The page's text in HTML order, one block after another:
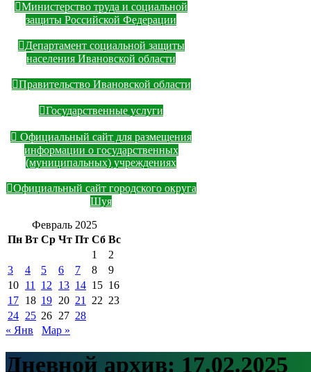
Министерство труда и социальной
защиты Российской Федерации
Департамент социальной защиты
населения Ивановской области
Правительство Ивановской области
Государственные услуги
Официальный сайт для размещения
информации о государственных
(муниципальных) учреждениях
Официальный сайт городского округа
Шуя
Февраль 2025
Пн Вт Ср Чт Пт Сб Вс
1
2
3
4 5 6 7 8
9
10 11 12 13 14 15 16
17 18 19 20 21 22 23
24 25 26 27 28
« Янв
Мар »
Дневной архив: 17.02.2025